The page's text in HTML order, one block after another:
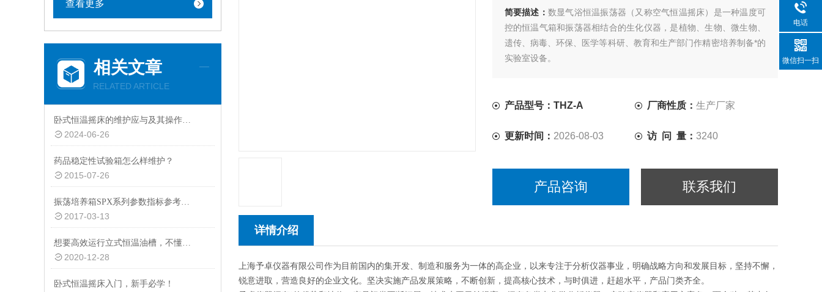
查看更多
相关文章
RELATED ARTICLE
卧式恒温摇床的维护应与及其操作、检修密切配合
2024-06-26
药品稳定性试验箱怎么样维护？
2015-07-26
振荡培养箱SPX系列参数指标参考分析
2017-03-13
想要高效运行立式恒温油槽，不懂这些可以不行
2020-12-28
卧式恒温摇床入门，新手必学！
简要描述： 数显气浴恒温振荡器（又称空气恒温摇床）是一种温度可
控的恒温气箱和振荡器相结合的生化仪器，是植物、生物、微生物、
遗传、病毒、环保、医学等科研、教育和生产部门作精密培养制备*的
实验室设备。
产品型号：THZ-A 厂商性质：生产厂家
更新时间： 2026-08-03 访 问 量：3240
产品咨询 联系我们
详情介绍
上海予卓仪器有限公司作为目前国内的集开发、制造和服务为一体的高企业，以来专注于分析仪器事业，明确战略方向和发展目标，坚持不懈，
锐意进取，营造良好的企业文化。坚决实施产品发展策略，不断创新，提高核心技术，与时俱进，赶超水平，产品门类齐全。
电话
微信扫一扫